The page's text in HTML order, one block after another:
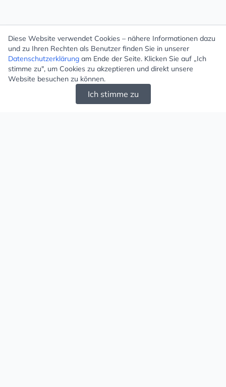
Diese Website verwendet Cookies – nähere Informationen dazu
und zu Ihren Rechten als Benutzer finden Sie in unserer
Datenschutzerklärung am Ende der Seite. Klicken Sie auf „Ich
stimme zu", um Cookies zu akzeptieren und direkt unsere
Website besuchen zu können.
Ich stimme zu